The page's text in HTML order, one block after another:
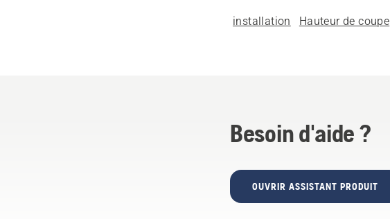
installation Hauteur de coupe
Besoin d'aide ?
OUVRIR ASSISTANT PRODUIT